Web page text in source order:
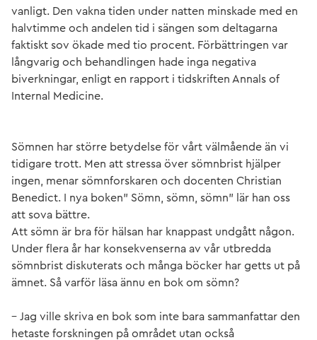
vanligt. Den vakna tiden under natten minskade med en
halvtimme och andelen tid i sängen som deltagarna
faktiskt sov ökade med tio procent. Förbättringen var
långvarig och behandlingen hade inga negativa
biverkningar, enligt en rapport i tidskriften Annals of
Internal Medicine.
Sömnen har större betydelse för vårt välmående än vi
tidigare trott. Men att stressa över sömnbrist hjälper
ingen, menar sömnforskaren och docenten Christian
Benedict. I nya boken" Sömn, sömn, sömn" lär han oss
att sova bättre.
Att sömn är bra för hälsan har knappast undgått någon.
Under flera år har konsekvenserna av vår utbredda
sömnbrist diskuterats och många böcker har getts ut på
ämnet. Så varför läsa ännu en bok om sömn?
– Jag ville skriva en bok som inte bara sammanfattar den
hetaste forskningen på området utan också